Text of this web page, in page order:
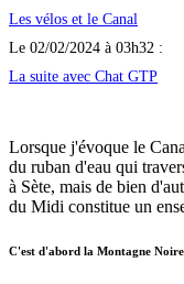
Les vélos et le Canal
Le 02/02/2024 à 03h32 :
La suite avec Chat GTP
Lorsque j'évoque le
du ruban d'eau qui
à Sète, mais de bien
du Midi constitue un
C'est d'abord la Montagne